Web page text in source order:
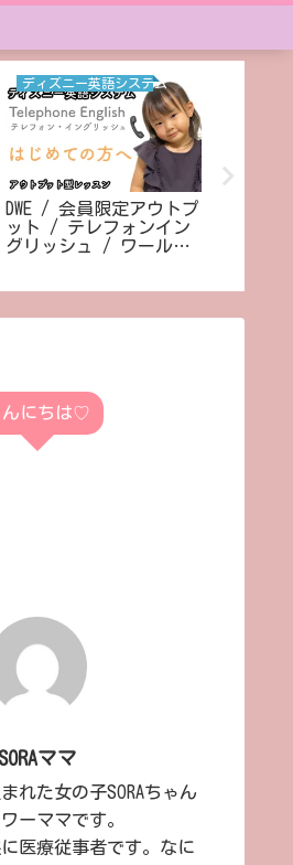
ディズニー英語システム
DWE / 会員限定アウトプ
ット / テレフォンイン
グリッシュ / ワールド
んにちは♡
SORAママ
れた女の子SORAちゃん
ーママです。
医療従事者です。なに